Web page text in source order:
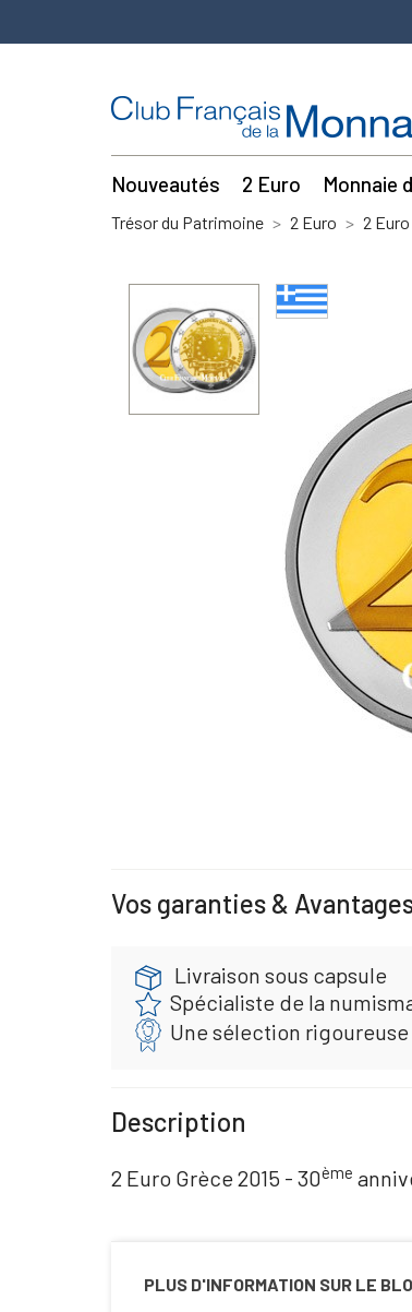
Nouveautés 2 Euro Monnaie
Trésor du Patrimoine 2 Euro 2
Vos garanties &
Livraison sous capsule
Spécialiste de la
Une sélection
Description
2 Euro Grèce 2015 - 30ème
PLUS D'INFORMATION SUR LE